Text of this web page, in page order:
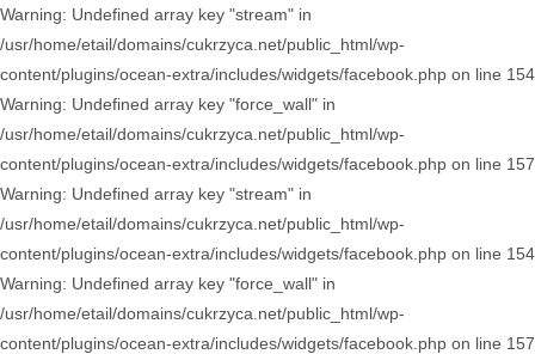
Warning: Undefined array key "stream" in
/usr/home/etail/domains/cukrzyca.net/public_html/wp-
content/plugins/ocean-extra/includes/widgets/facebook.php on line 154
Warning: Undefined array key "force_wall" in
/usr/home/etail/domains/cukrzyca.net/public_html/wp-
content/plugins/ocean-extra/includes/widgets/facebook.php on line 157
Warning: Undefined array key "stream" in
/usr/home/etail/domains/cukrzyca.net/public_html/wp-
content/plugins/ocean-extra/includes/widgets/facebook.php on line 154
Warning: Undefined array key "force_wall" in
/usr/home/etail/domains/cukrzyca.net/public_html/wp-
content/plugins/ocean-extra/includes/widgets/facebook.php on line 157